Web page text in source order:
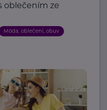
oblečením ze
Móda, oblečení, obuv